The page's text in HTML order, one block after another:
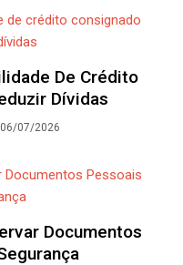
De Crédito
Dívidas
06/07/2026
Documentos